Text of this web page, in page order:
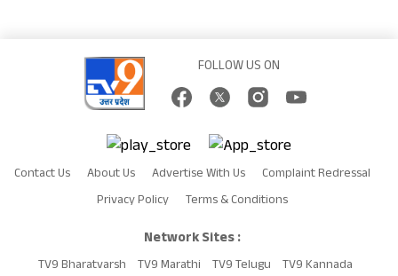
FOLLOW US ON
Contact Us About Us Advertise With Us
Complaint Redressal
Privacy Policy
Terms & Conditions
Network Sites :
TV9 Bharatvarsh TV9 Marathi TV9 Telugu TV9 Kannada